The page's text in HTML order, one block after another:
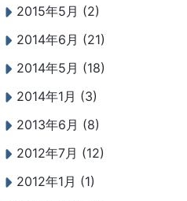
2015年5月 (2)
2014年6月 (21)
2014年5月 (18)
2014年1月 (3)
2013年6月 (8)
2012年7月 (12)
2012年1月 (1)